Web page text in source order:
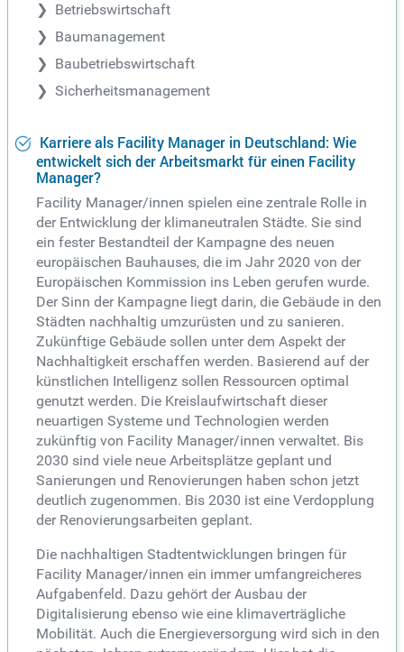
Betriebswirtschaft
Baumanagement
Baubetriebswirtschaft
Sicherheitsmanagement
Karriere als Facility Manager in Deutschland: Wie
entwickelt sich der Arbeitsmarkt für einen Facility
Manager?
Facility Manager/innen spielen eine zentrale Rolle in
der Entwicklung der klimaneutralen Städte. Sie sind
ein fester Bestandteil der Kampagne des neuen
europäischen Bauhauses, die im Jahr 2020 von der
Europäischen Kommission ins Leben gerufen wurde.
Der Sinn der Kampagne liegt darin, die Gebäude in den
Städten nachhaltig umzurüsten und zu sanieren.
Zukünftige Gebäude sollen unter dem Aspekt der
Nachhaltigkeit erschaffen werden. Basierend auf der
künstlichen Intelligenz sollen Ressourcen optimal
genutzt werden. Die Kreislaufwirtschaft dieser
neuartigen Systeme und Technologien werden
zukünftig von Facility Manager/innen verwaltet. Bis
2030 sind viele neue Arbeitsplätze geplant und
Sanierungen und Renovierungen haben schon jetzt
deutlich zugenommen. Bis 2030 ist eine Verdopplung
der Renovierungsarbeiten geplant.
Die nachhaltigen Stadtentwicklungen bringen für
Facility Manager/innen ein immer umfangreicheres
Aufgabenfeld. Dazu gehört der Ausbau der
Digitalisierung ebenso wie eine klimaverträgliche
Mobilität. Auch die Energieversorgung wird sich in den